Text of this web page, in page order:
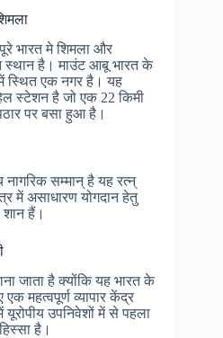
भारत मे शिमला और
स्थान है। माउंट आबू भारत के
स्थित एक नगर है। यह
स्टेशन है जो एक 22 किमी
पर बसा हुआ है।
नागरिक सम्मान् है यह रत्न्
में असाधारण योगदान हेतु
शान हैं।
जाता है क्योंकि यह भारत के
महत्वपूर्ण व्यापार केंद्र
उपनिवेशों में से पहला
है।